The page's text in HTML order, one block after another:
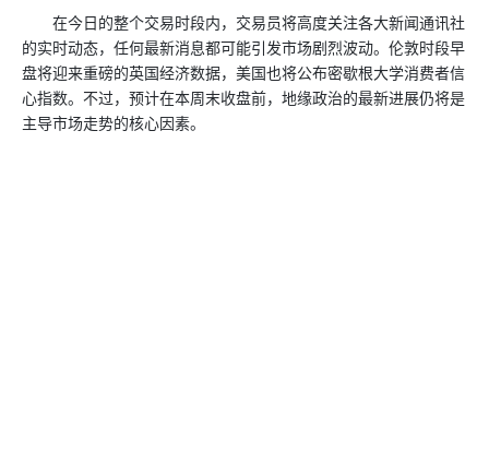
在今日的整个交易时段内，交易员将高度关注各大新闻通讯社
的实时动态，任何最新消息都可能引发市场剧烈波动。伦敦时段早
盘将迎来重磅的英国经济数据，美国也将公布密歇根大学消费者信
心指数。不过，预计在本周末收盘前，地缘政治的最新进展仍将是
主导市场走势的核心因素。